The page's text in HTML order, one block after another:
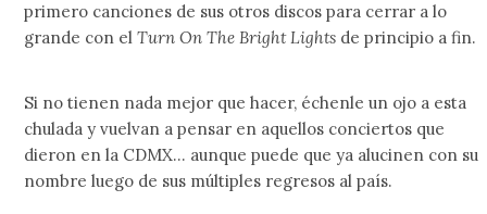
primero canciones de sus otros discos para cerrar a lo
grande con elTurn On The Bright Lights de principio a fin.
Si no tienen nada mejor que hacer, échenle un ojo a esta
chulada y vuelvan a pensar en aquellos conciertos que
dieron en la CDMX… aunque puede que ya alucinen con su
nombre luego de sus múltiples regresos al país.